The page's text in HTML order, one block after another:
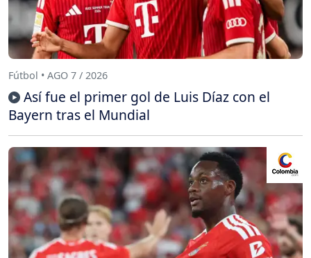
Fútbol • AGO 7 / 2026
Así fue el primer gol de Luis Díaz con el
Bayern tras el Mundial